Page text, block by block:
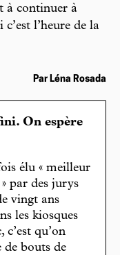
à continuer à
l’heure de la
Par Léna Rosada
On espère
élu « meilleur
par des jurys
vingt ans
les kiosques
qu’on
de bouts de